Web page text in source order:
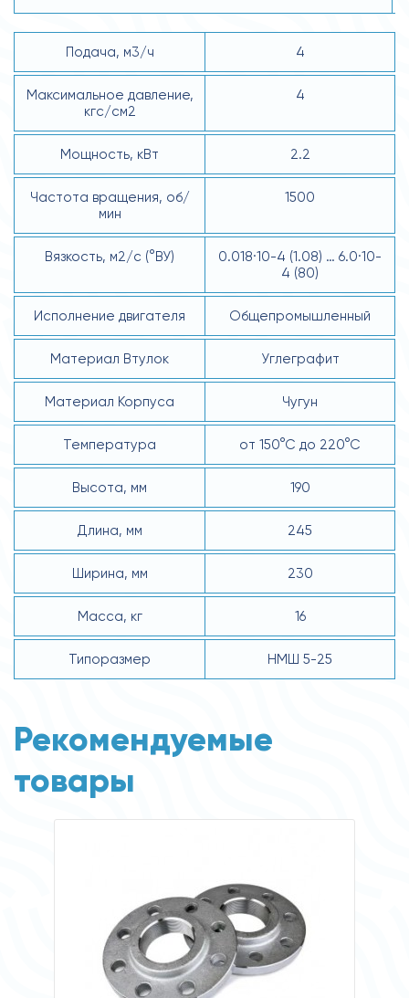
Подача, м3/ч 4
Максимальное давление,
кгс/см2
4
Мощность, кВт 2.2
Частота вращения, об/
мин
1500
Вязкость, м2/с (°ВУ)
0.018·10-4 (1.08) … 6.0·10-
4 (80)
Исполнение двигателя Общепромышленный
Материал Втулок Углеграфит
Материал Корпуса Чугун
Температура от 150°С до 220°С
Высота, мм 190
Длина, мм 245
Ширина, мм 230
Масса, кг 16
Типоразмер НМШ 5-25
Рекомендуемые
товары